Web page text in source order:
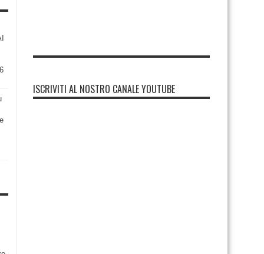
ISCRIVITI AL NOSTRO CANALE YOUTUBE